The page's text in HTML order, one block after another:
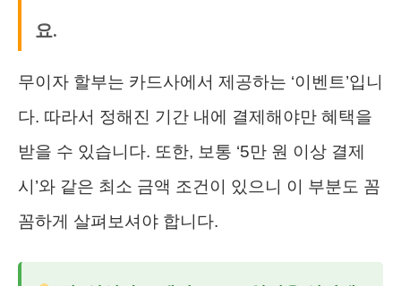
요.
무이자 할부는 카드사에서 제공하는 ‘이벤트’입니
다. 따라서 정해진 기간 내에 결제해야만 혜택을
받을 수 있습니다. 또한, 보통 ‘5만 원 이상 결제
시’와 같은 최소 금액 조건이 있으니 이 부분도 꼼
꼼하게 살펴보셔야 합니다.